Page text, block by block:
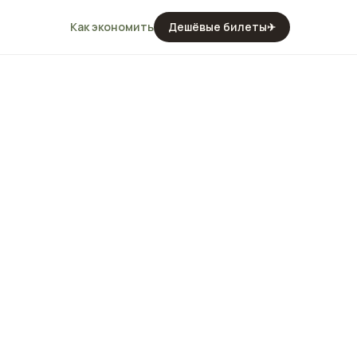
Как экономить Дешёвые билеты✈